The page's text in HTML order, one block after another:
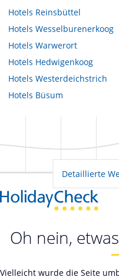
Hotels Reinsbüttel
Hotels Wesselburenerkoog
Hotels Warwerort
Hotels Hedwigenkoog
Hotels Westerdeichstrich
Hotels Büsum
Detaillierte
Oh nein,
Vielleicht wurde die Seite